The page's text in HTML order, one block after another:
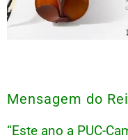
Mensagem do
“Este ano a PUC-